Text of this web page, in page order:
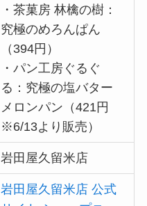
・茶菓房 林檎の樹：
究極のめろんぱん
（394円）
・パン工房ぐるぐ
る：究極の塩バター
メロンパン（421円
※6/13より販売）
岩田屋久留米店
岩田屋久留米店 公式